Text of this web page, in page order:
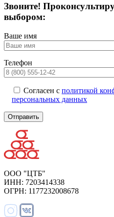
Звоните!
выбором:
Ваше имя
Телефон
Согласен с политикой
персональных данных
ООО "ЦТБ"
ИНН: 7203414338
ОГРН: 1177232008678